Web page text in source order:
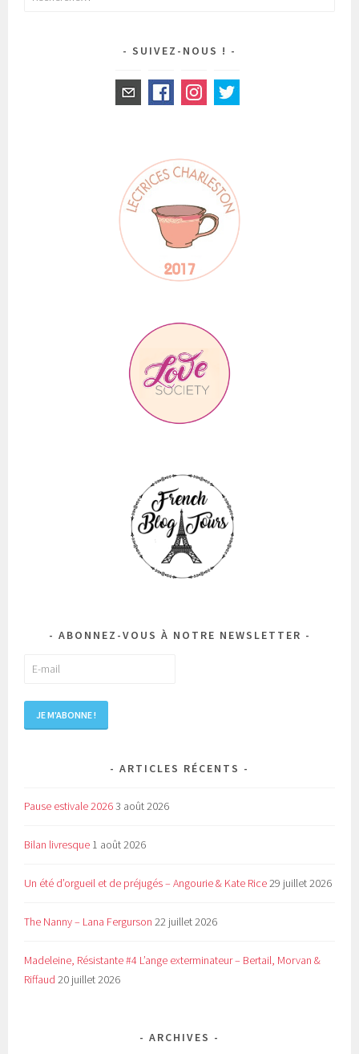
SUIVEZ-NOUS !
ABONNEZ-VOUS À NOTRE NEWSLETTER
ARTICLES RÉCENTS
Pause estivale 20263 août 2026
Bilan livresque 1 août 2026
Un été d’orgueil et de préjugés – Angourie & Kate Rice29 juillet 2026
The Nanny – Lana Fergurson 22 juillet 2026
Madeleine, Résistante #4 L’ange exterminateur – Bertail, Morvan &
Riffaud 20 juillet 2026
ARCHIVES